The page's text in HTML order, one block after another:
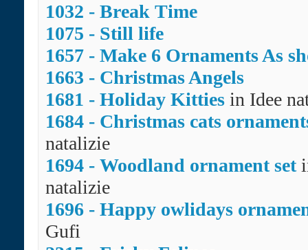
1032 - Break Time
1075 - Still life
1657 - Make 6 Ornaments As
1663 - Christmas Angels
1681 - Holiday Kitties in Idee
1684 - Christmas cats
natalizie
1694 - Woodland ornament set
natalizie
1696 - Happy owlidays
Gufi